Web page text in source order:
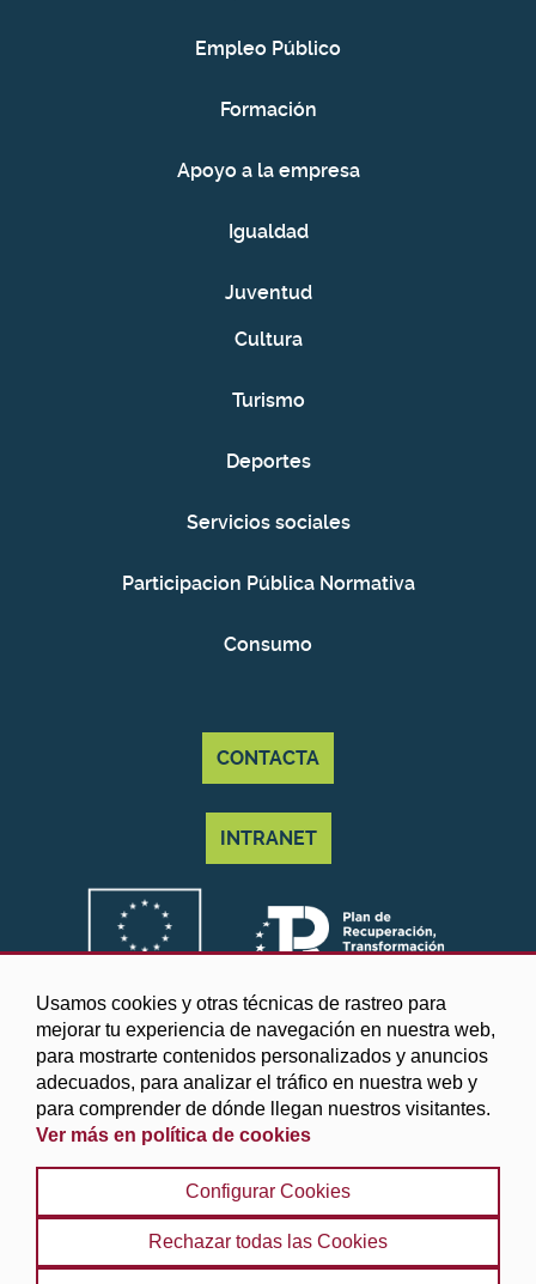
Usamos cookies y otras técnicas de rastreo para
mejorar tu experiencia de navegación en nuestra web,
para mostrarte contenidos personalizados y anuncios
adecuados, para analizar el tráfico en nuestra web y
para comprender de dónde llegan nuestros visitantes.
Ver más en política de cookies
Configurar Cookies
Rechazar todas las Cookies
Empleo Público
Formación
Apoyo a la empresa
Igualdad
Juventud
Cultura
Turismo
Deportes
Servicios sociales
Participacion Pública Normativa
Consumo
CONTACTA
INTRANET
©2025 Diputación de Granada
Aviso legal y Política de privacidad | Política de cookies
Protección de datos | Accesibilidad | Búsqueda |
Mapa web